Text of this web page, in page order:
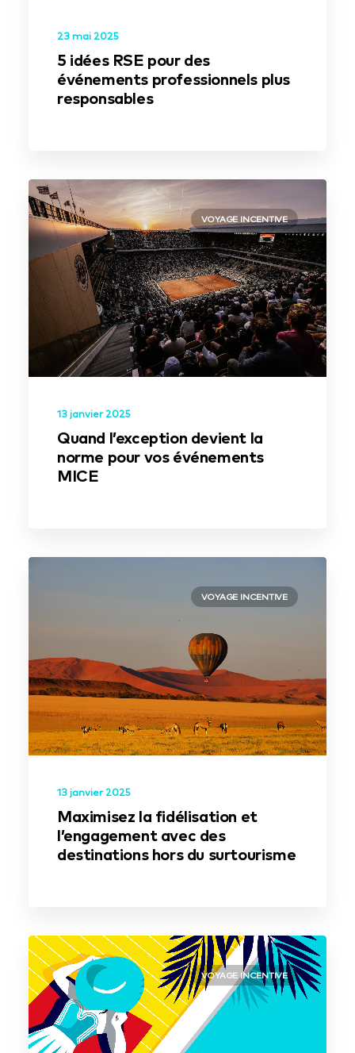
23 mai 2025
5 idées RSE pour des
événements professionnels plus
responsables
VOYAGE INCENTIVE
13 janvier 2025
Quand l’exception devient la
norme pour vos événements
MICE
VOYAGE INCENTIVE
13 janvier 2025
Maximisez la fidélisation et
l’engagement avec des
destinations hors du surtourisme
VOYAGE INCENTIVE